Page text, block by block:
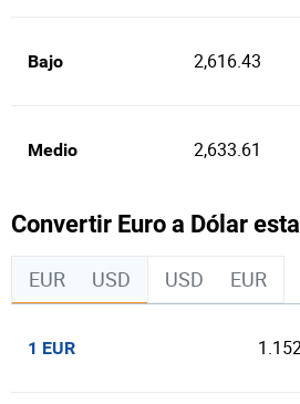
Bajo 2,616.43
Medio 2,633.61
Convertir Euro a Dólar
EUR USD USD EUR
1 EUR